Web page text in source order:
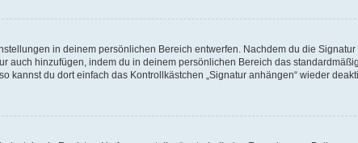
in deinem persönlichen Bereich entwerfen. Nachdem du die
auch hinzufügen, indem du in deinem persönlichen Bereich das
du dort einfach das Kontrollkästchen „Signatur anhängen“ wieder